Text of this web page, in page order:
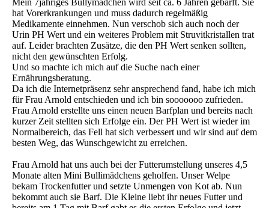
Mein 7jähriges Bullymädchen wird seit ca. 6 Jahren gebarft. Sie
hat Vorerkrankungen und muss dadurch regelmäßig
Medikamente einnehmen. Nun verschob sich auch noch der
Urin PH Wert und ein weiteres Problem mit Struvitkristallen trat
auf. Leider brachten Zusätze, die den PH Wert senken sollten,
nicht den gewünschten Erfolg.
Und so machte ich mich auf die Suche nach einer
Ernährungsberatung.
Da ich die Internetpräsenz sehr ansprechend fand, habe ich mich
für Frau Arnold entschieden und ich bin sooooooo zufrieden.
Frau Arnold erstellte uns einen neuen Barfplan und bereits nach
kurzer Zeit stellten sich Erfolge ein. Der PH Wert ist wieder im
Normalbereich, das Fell hat sich verbessert und wir sind auf dem
besten Weg, das Wunschgewicht zu erreichen.
Frau Arnold hat uns auch bei der Futterumstellung unseres 4,5
Monate alten Mini Bullimädchens geholfen. Unser Welpe
bekam Trockenfutter und setzte Unmengen von Kot ab. Nun
bekommt auch sie Barf. Die Kleine liebt ihr neues Futter und